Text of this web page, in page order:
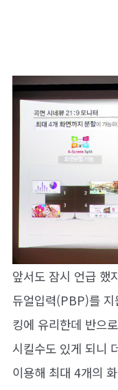
앞서도 잠시 언급 했
듀얼입력(PBP)를
킹에 유리한데 반으
시킬수도 있게 되니
이용해 최대 4개의